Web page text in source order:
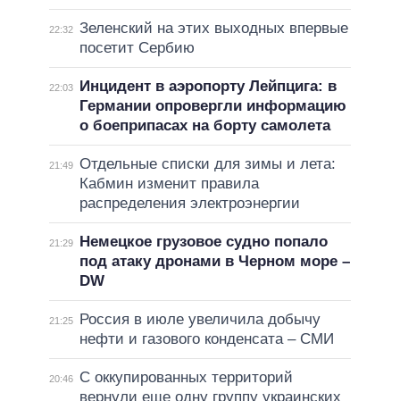
22:32 Зеленский на этих выходных впервые
посетит Сербию
22:03
Инцидент в аэропорту Лейпцига: в
Германии опровергли информацию
о боеприпасах на борту самолета
21:49 Отдельные списки для зимы и лета:
Кабмин изменит правила
распределения электроэнергии
21:29
Немецкое грузовое судно попало
под атаку дронами в Черном море –
DW
21:25
Россия в июле увеличила добычу
нефти и газового конденсата – СМИ
20:46
С оккупированных территорий
вернули еще одну группу украинских